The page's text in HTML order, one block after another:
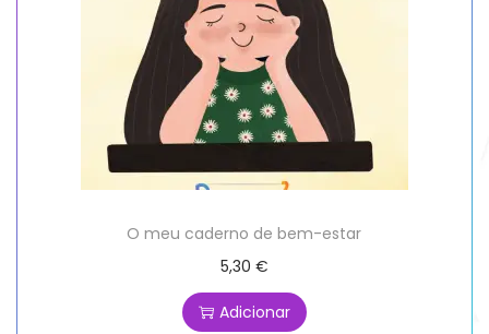
O meu caderno de bem-estar
5,30 €
Adicionar